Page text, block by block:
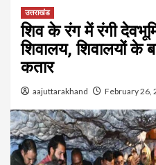
उत्तराखंड
शिव के रंग में रंगी
शिवालय, शिवालयों के
कतार
aajuttarakhand February 26,